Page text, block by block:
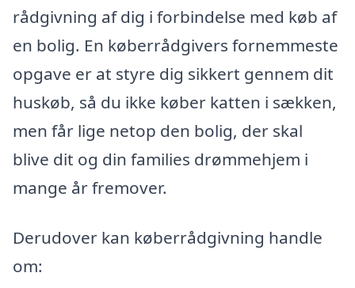
rådgivning af dig i forbindelse med køb af
en bolig. En køberrådgivers fornemmeste
opgave er at styre dig sikkert gennem dit
huskøb, så du ikke køber katten i sækken,
men får lige netop den bolig, der skal
blive dit og din families drømmehjem i
mange år fremover.
Derudover kan køberrådgivning handle
om: